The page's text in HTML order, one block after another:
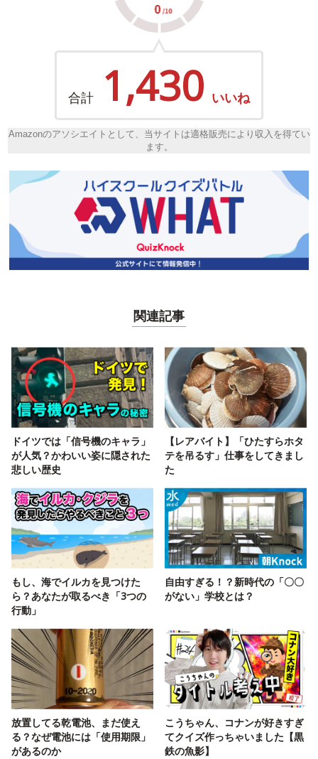
合計 1,430 いいね
Amazonのアソシエイトとして、当サイトは適格販売により収入を得てい
ます。
関連記事
ドイツでは「信号機のキャラ」
が人気？かわいい姿に隠された
悲しい歴史
【レアバイト】「ひたすらホタ
テを吊るす」仕事をしてきまし
た
もし、海でイルカを見つけた
ら？あなたが取るべき「3つの
行動」
自由すぎる！？新時代の「〇〇
がない」学校とは？
放置してる乾電池、まだ使え
る？なぜ電池には「使用期限」
があるのか
こうちゃん、コナンが好きすぎ
てクイズ作っちゃいました【黒
鉄の魚影】